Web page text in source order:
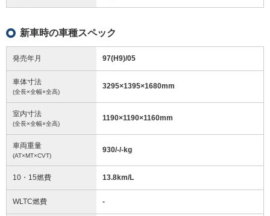
新車時の車種スペック
発売年月 97(H9)/05
車体寸法
(全長×全幅×全高)
3295×1395×1680mm
室内寸法
(全長×全幅×全高)
1190×1190×1160mm
車両重量
(AT×MT×CVT)
930/-/-kg
10・15燃費 13.8km/L
WLTC燃費 -